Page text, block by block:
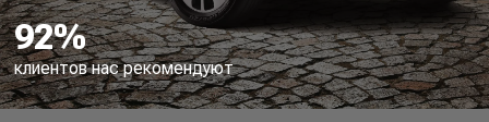
92%
клиентов нас рекомендуют